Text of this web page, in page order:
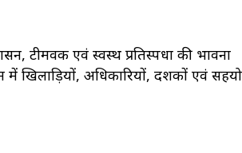
एवं स्वस्थ प्रतिस्पर्धा की भावना
अधिकारियों, दर्शकों एवं